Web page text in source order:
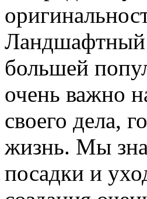
Ландшафтный
большей
очень важно
своего дела,
жизнь. Мы
посадки и